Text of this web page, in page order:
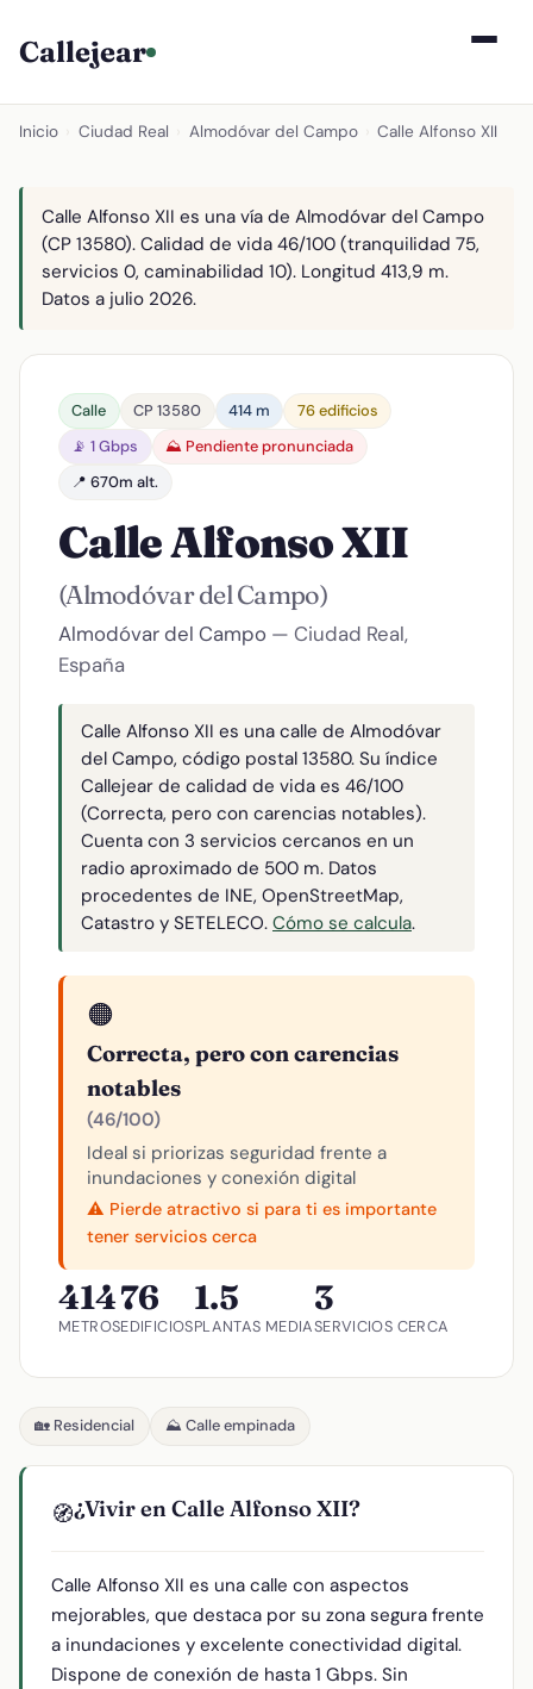
Callejear
Inicio Ciudad Real Almodóvar del Campo Calle Alfonso XII
Calle Alfonso XII es una vía de Almodóvar del Campo
(CP 13580). Calidad de vida 46/100 (tranquilidad 75,
servicios 0, caminabilidad 10). Longitud 413,9 m.
Datos a julio 2026.
Calle CP 13580 414 m
76 edificios
📡 1 Gbps
⛰️ Pendiente pronunciada
📍 670m alt.
Calle Alfonso XII
(Almodóvar del Campo)
Almodóvar del Campo — Ciudad Real,
España
Calle Alfonso XII es una calle de Almodóvar
del Campo, código postal 13580. Su índice
Callejear de calidad de vida es 46/100
(Correcta, pero con carencias notables).
Cuenta con 3 servicios cercanos en un
radio aproximado de 500 m. Datos
procedentes de INE, OpenStreetMap,
Catastro y SETELECO. Cómo se calcula.
🟠
Correcta, pero con carencias
notables
(46/100)
Ideal si priorizas seguridad frente a
inundaciones y conexión digital
⚠️ Pierde atractivo si para ti es importante
tener servicios cerca
414
METROS
76
EDIFICIOS
1.5
PLANTAS MEDIA
3
SERVICIOS CERCA
🏡 Residencial ⛰️ Calle empinada
🧭¿Vivir en Calle Alfonso XII?
Calle Alfonso XII es una calle con aspectos
mejorables, que destaca por su zona segura frente
a inundaciones y excelente conectividad digital.
Dispone de conexión de hasta 1 Gbps. Sin